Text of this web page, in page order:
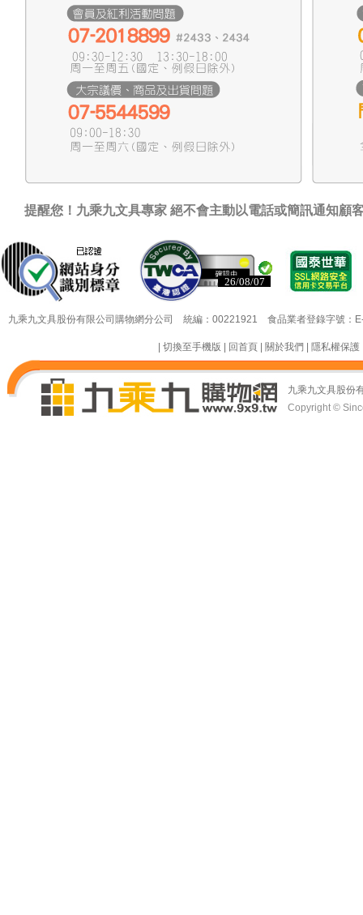
提醒您！九乘九文具專家 絕不會主動以電話或簡訊通知顧
已認證
已認證
九乘九文具股份有限公司購物網分公司 統編：00221921 食品業者登錄字號
| 切換至手機版 | 回首頁| 關於我們| 隱私權保護
九乘九文具股份
Copyright ©